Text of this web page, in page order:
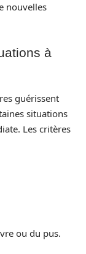
nouvelles
à
guérissent
situations
Les critères
ou du pus.